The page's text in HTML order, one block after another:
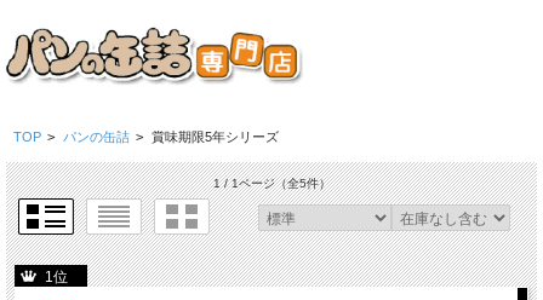
TOP > パンの缶詰 > 賞味期限5年シリーズ
1 / 1ページ（全5件）
1位